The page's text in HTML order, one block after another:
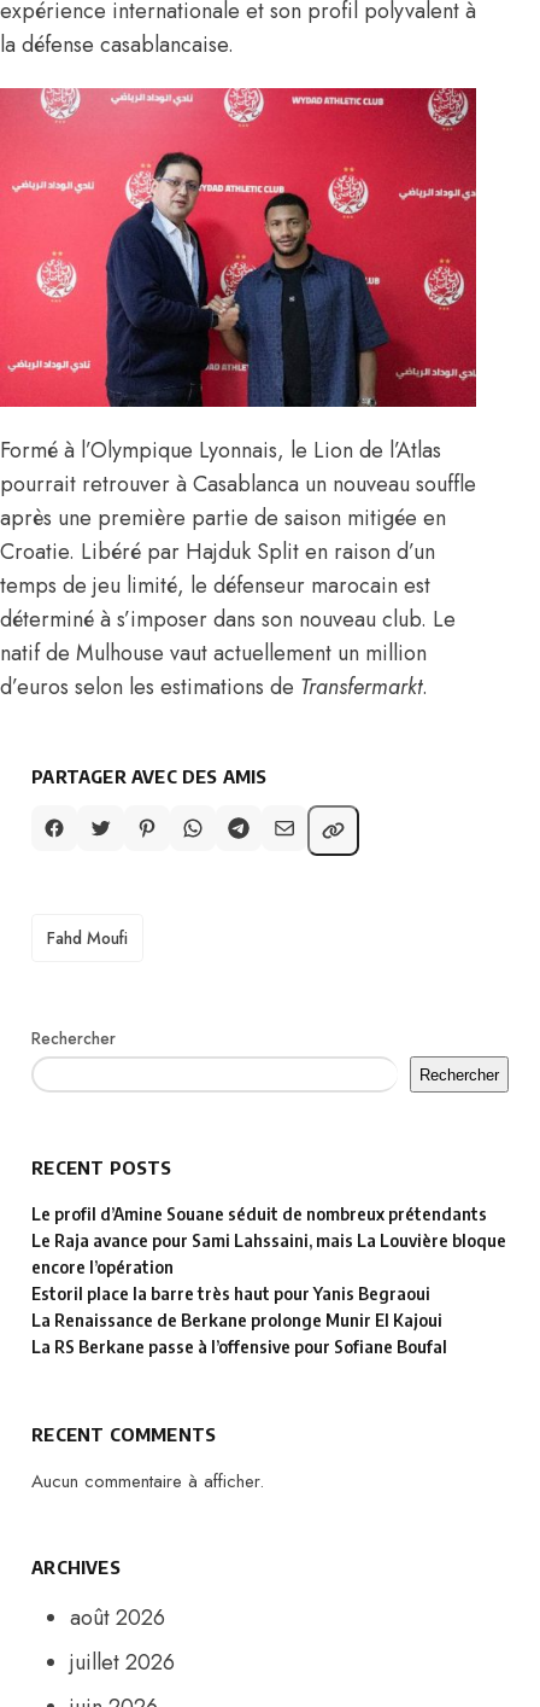
expérience internationale et son profil polyvalent à
la défense casablancaise.
Formé à l’Olympique Lyonnais, le Lion de l’Atlas
pourrait retrouver à Casablanca un nouveau souffle
après une première partie de saison mitigée en
Croatie. Libéré par Hajduk Split en raison d’un
temps de jeu limité, le défenseur marocain est
déterminé à s’imposer dans son nouveau club. Le
natif de Mulhouse vaut actuellement un million
d’euros selon les estimations de Transfermarkt.
PARTAGER AVEC DES AMIS
TAGS
Fahd Moufi
Rechercher
Rechercher
RECENT POSTS
Le profil d’Amine Souane séduit de nombreux prétendants
Le Raja avance pour Sami Lahssaini, mais La Louvière bloque
encore l’opération
Estoril place la barre très haut pour Yanis Begraoui
La Renaissance de Berkane prolonge Munir El Kajoui
La RS Berkane passe à l’offensive pour Sofiane Boufal
RECENT COMMENTS
Aucun commentaire à afficher.
ARCHIVES
août 2026
juillet 2026